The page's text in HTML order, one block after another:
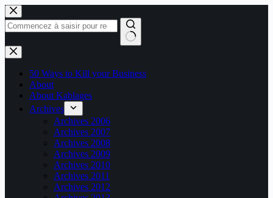
Passer
au
contenu
Aucun
résultat
50 Ways to Kill your Business
About
About Kablages
Archives
Archives 2006
Archives 2007
Archives 2008
Archives 2009
Archives 2010
Archives 2011
Archives 2012